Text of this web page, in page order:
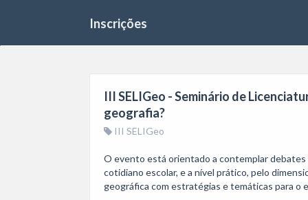
Inscrições
III SELIGeo - Seminário de
geografia?
III SELIGeo
O evento está orientado a contemplar
cotidiano escolar, e a nível prático, pelo
geográfica com estratégias e temáticas para o